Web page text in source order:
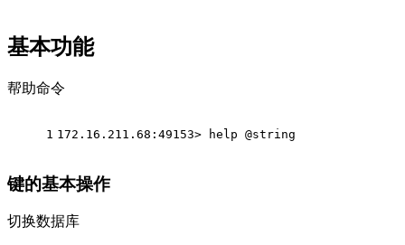
基本功能
帮助命令
1 172.16.211.68:49153> help @string
键的基本操作
切换数据库